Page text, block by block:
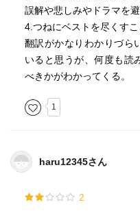
誤解や悲しみやドラマを
4.つねにベストを尽くす
翻訳がかなりわかりづら
いると思うが、何度も読
べきかがわかってくる。
1
haru12345さん
2